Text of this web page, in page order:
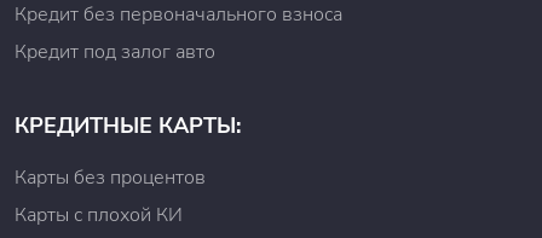
Кредит без первоначального взноса
Кредит под залог авто
КРЕДИТНЫЕ КАРТЫ:
Карты без процентов
Карты с плохой КИ